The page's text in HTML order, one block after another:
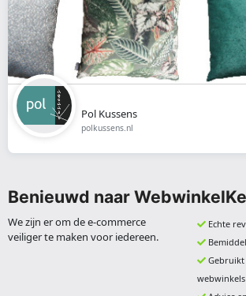
Pol Kussens
polkussens.nl
Benieuwd naar
We zijn er om de e-commerce
veiliger te maken voor iedereen.
Echte
Gebruikt
webwinkels